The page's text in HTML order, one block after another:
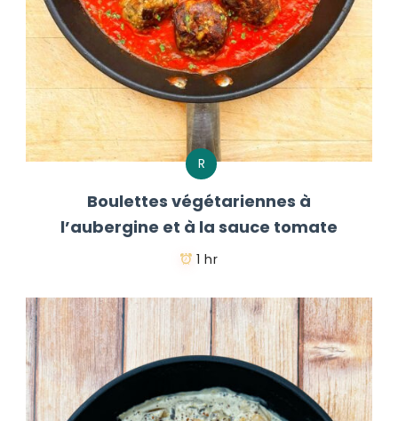
R
Boulettes végétariennes à
l’aubergine et à la sauce tomate
1 hr